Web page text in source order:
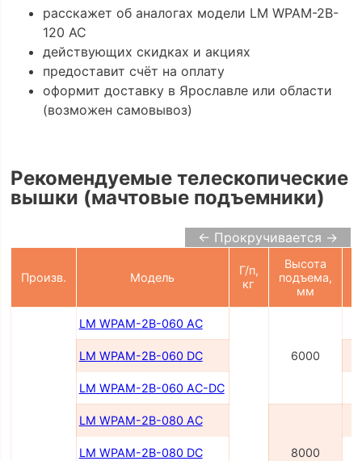
расскажет об аналогах модели LM WPAM-2B-
120 AC
действующих скидках и акциях
предоставит счёт на оплату
оформит доставку в Ярославле или области
(возможен самовывоз)
Рекомендуемые телескопические
вышки (мачтовые подъемники)
← Прокручивается →
Произв. Модель
Г/п,
кг
Высота
подъема,
мм
LM WPAM-2B-060 AC
6000
LM WPAM-2B-060 DC
LM WPAM-2B-060 AC-DC
LM WPAM-2В-080 AC
8000
LM WPAM-2B-080 DC